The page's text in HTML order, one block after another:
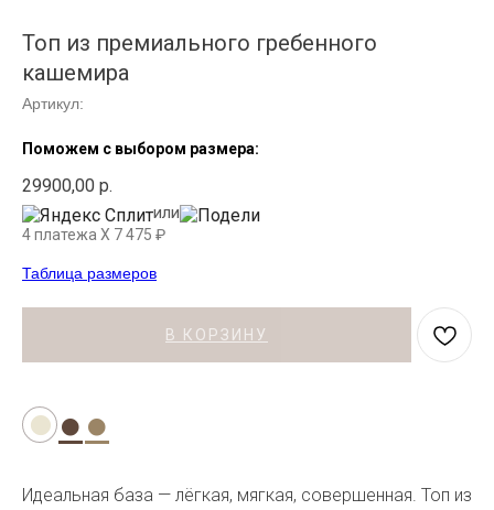
Топ из премиального гребенного
кашемира
Артикул:
Поможем с выбором размера:
29900,00 р.
или
4 платежа X 7 475 ₽
Таблица размеров
В КОРЗИНУ
●●●
Идеальная база — лёгкая, мягкая, совершенная. Топ из